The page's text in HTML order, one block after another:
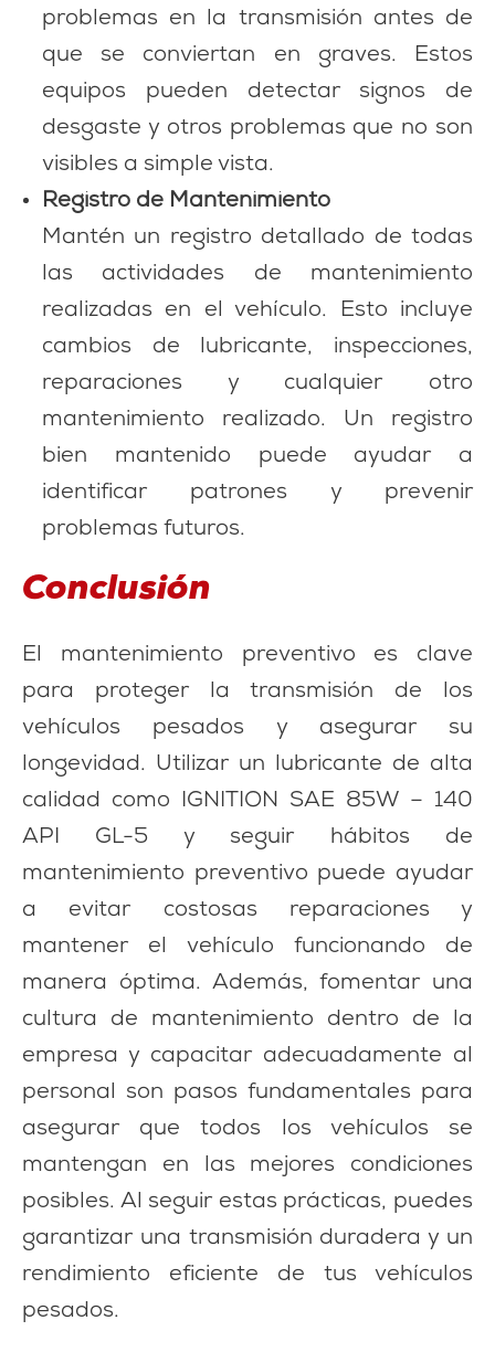
problemas en la transmisión antes de
que se conviertan en graves. Estos
equipos pueden detectar signos de
desgaste y otros problemas que no son
visibles a simple vista.
Registro de Mantenimiento
Mantén un registro detallado de todas
las actividades de mantenimiento
realizadas en el vehículo. Esto incluye
cambios de lubricante, inspecciones,
reparaciones y cualquier otro
mantenimiento realizado. Un registro
bien mantenido puede ayudar a
identificar patrones y prevenir
problemas futuros.
Conclusión
El mantenimiento preventivo es clave
para proteger la transmisión de los
vehículos pesados y asegurar su
longevidad. Utilizar un lubricante de alta
calidad como IGNITION SAE 85W – 140
API GL-5 y seguir hábitos de
mantenimiento preventivo puede ayudar
a evitar costosas reparaciones y
mantener el vehículo funcionando de
manera óptima. Además, fomentar una
cultura de mantenimiento dentro de la
empresa y capacitar adecuadamente al
personal son pasos fundamentales para
asegurar que todos los vehículos se
mantengan en las mejores condiciones
posibles. Al seguir estas prácticas, puedes
garantizar una transmisión duradera y un
rendimiento eficiente de tus vehículos
pesados.